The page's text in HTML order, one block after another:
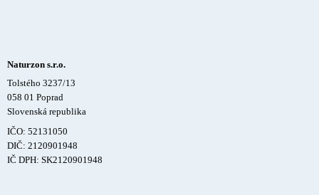
Naturzon s.r.o.
Tolstého 3237/13
058 01 Poprad
Slovenská republika
IČO: 52131050
DIČ: 2120901948
IČ DPH: SK2120901948